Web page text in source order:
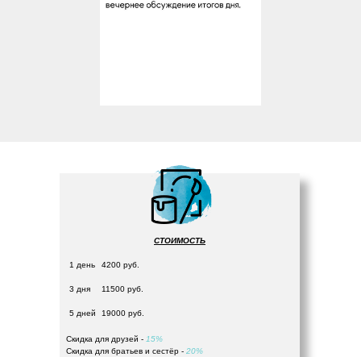
1 день
3 дня
5 дней
4200 руб.
11500 руб.
19000 руб.
СТОИМОСТЬ
Скидка для друзей - 15%
Скидка для братьев и сестёр - 20%